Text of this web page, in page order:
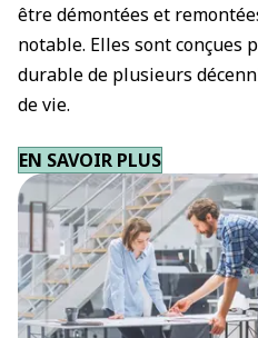
être démontées et
notable. Elles sont
durable de plusieurs
de vie.
EN SAVOIR PLUS